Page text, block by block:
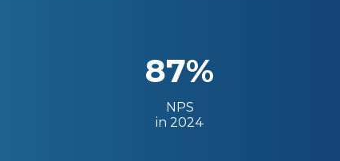
87%
NPS
in 2024